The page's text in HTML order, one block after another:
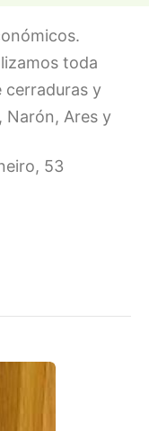
toda
cerraduras y
Narón, Ares y
53